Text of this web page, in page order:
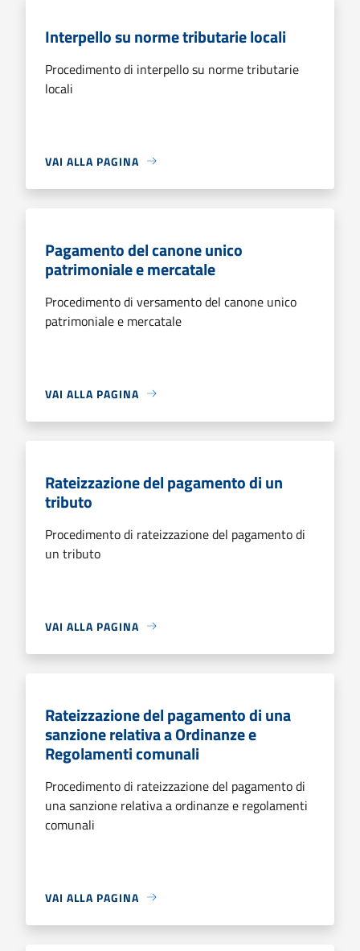
Interpello su norme tributarie locali
Procedimento di interpello su norme tributarie
locali
VAI ALLA PAGINA
Pagamento del canone unico
patrimoniale e mercatale
Procedimento di versamento del canone unico
patrimoniale e mercatale
VAI ALLA PAGINA
Rateizzazione del pagamento di un
tributo
Procedimento di rateizzazione del pagamento di
un tributo
VAI ALLA PAGINA
Rateizzazione del pagamento di una
sanzione relativa a Ordinanze e
Regolamenti comunali
Procedimento di rateizzazione del pagamento di
una sanzione relativa a ordinanze e regolamenti
comunali
VAI ALLA PAGINA